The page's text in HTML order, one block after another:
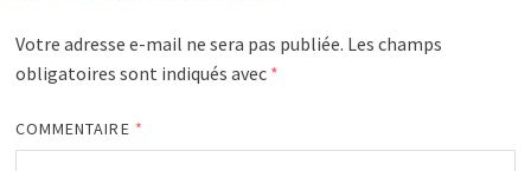
Votre adresse e-mail ne sera pas publiée. Les champs
obligatoires sont indiqués avec *
COMMENTAIRE *